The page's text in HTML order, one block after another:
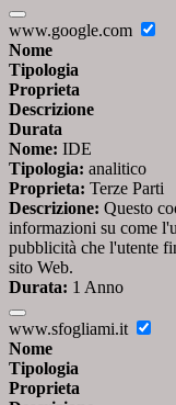
www.google.com
Nome
Tipologia
Proprieta
Descrizione
Durata
Nome: IDE
Tipologia: analitico
Proprieta: Terze Parti
Descrizione: Questo
informazioni su come
pubblicità che l'utente
sito Web.
Durata: 1 Anno
www.sfogliami.it
Nome
Tipologia
Proprieta